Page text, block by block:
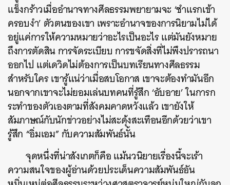
แข็งกร้าวเมื่ออำนาจทางศีลธรรมพยายามจะ ‘ชำแรกเข้า
ครอบงำ’ ตัวตนของเขา เพราะอำนาจของการนิยามไม่ได้
อยู่แค่การให้ความหมายว่าอะไรเป็นอะไร แต่มันยังหมาย
ถึงการตัดสิน การจัดระเบียบ การขจัดสิ่งที่ไม่พึงปรารถนา
ออกไป แต่เดวิดไม่ต้องการเป็นบทเรียนทางศีลธรรม
สำหรับใคร เขารู้แน่ว่าเมื่อสบโอกาส เขาจะต้องทำมันอีก
นอกจากเขาจะไม่ยอมเล่นบทคนที่รู้สึก ‘อับอาย’ ในการก
ระทำของตัวเองตามที่สังคมคาดหวังแล้ว เขายังให้
สัมภาษณ์กับนักข่าวอย่างไม่สะดุ้งสะเทือนอีกด้วยว่าเขา
รู้สึก “อิ่มเอม” กับความสัมพันธ์นั้น
จุดหนึ่งที่น่าสังเกตก็คือ แม้นวนิยายเรื่องนี้จะเร้า
ความสนใจของผู้อ่านด้วยประเด็นความสัมพันธ์อัน